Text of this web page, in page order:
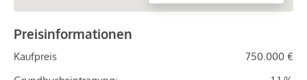
Preisinformationen
Kaufpreis
750.000 €